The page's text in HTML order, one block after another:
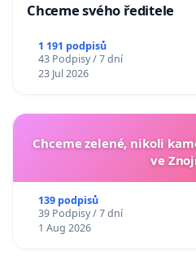
Chceme svého ředitele
1 191 podpisů
43 Podpisy / 7 dní
23 Jul 2026
Chceme zelené, nikoli
ve
139 podpisů
39 Podpisy / 7 dní
1 Aug 2026